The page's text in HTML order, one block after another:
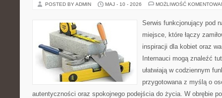
POSTED BY ADMIN MAJ - 10 - 2026 MOŻLIWOŚĆ
Serwis funkcjonujący pod
miejsce, które łączy
inspiracji dla kobiet oraz
Internauci mogą znaleźć
ułatwiają w codziennym
przygotowana z myślą o
autentyczności oraz spokojnego podejścia do życia. W obrębie